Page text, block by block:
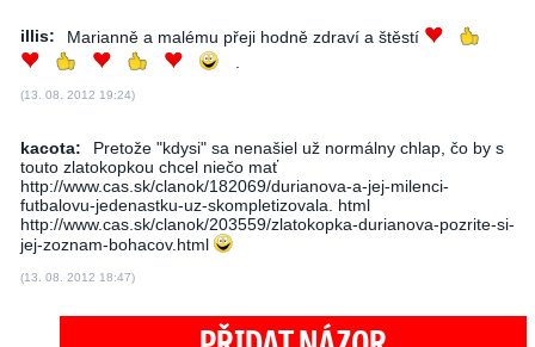
illis:
Marianně a malému přeji hodně zdraví a štěstí
.
(13. 08. 2012 19:24)
kacota:
Pretože "kdysi" sa nenašiel už normálny chlap, čo by s
touto zlatokopkou chcel niečo mať
http://www.cas.sk/clanok/182069/durianova-a-jej-milenci-
futbalovu-jedenastku-uz-skompletizovala. html
http://www.cas.sk/clanok/203559/zlatokopka-durianova-pozrite-si-
jej-zoznam-bohacov.html
(13. 08. 2012 18:47)